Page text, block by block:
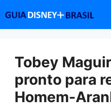
conteúdo
Tobey
pronto para
Homem-